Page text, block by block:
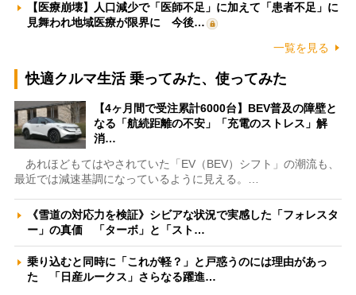
【医療崩壊】人口減少で「医師不足」に加えて「患者不足」に
見舞われ地域医療が限界に 今後…
一覧を見る
快適クルマ生活 乗ってみた、使ってみた
【4ヶ月間で受注累計6000台】BEV普及の障壁と
なる「航続距離の不安」「充電のストレス」解
消…
あれほどもてはやされていた「EV（BEV）シフト」の潮流も、
最近では減速基調になっているように見える。…
《雪道の対応力を検証》シビアな状況で実感した「フォレスタ
ー」の真価 「ターボ」と「スト…
乗り込むと同時に「これが軽？」と戸惑うのには理由があっ
た 「日産ルークス」さらなる躍進…